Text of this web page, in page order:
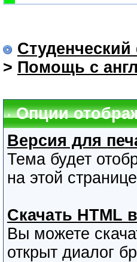
> Помощь с
Опции
Версия для
Тема будет
на этой
Скачать HTML
Вы можете
открыт диалог